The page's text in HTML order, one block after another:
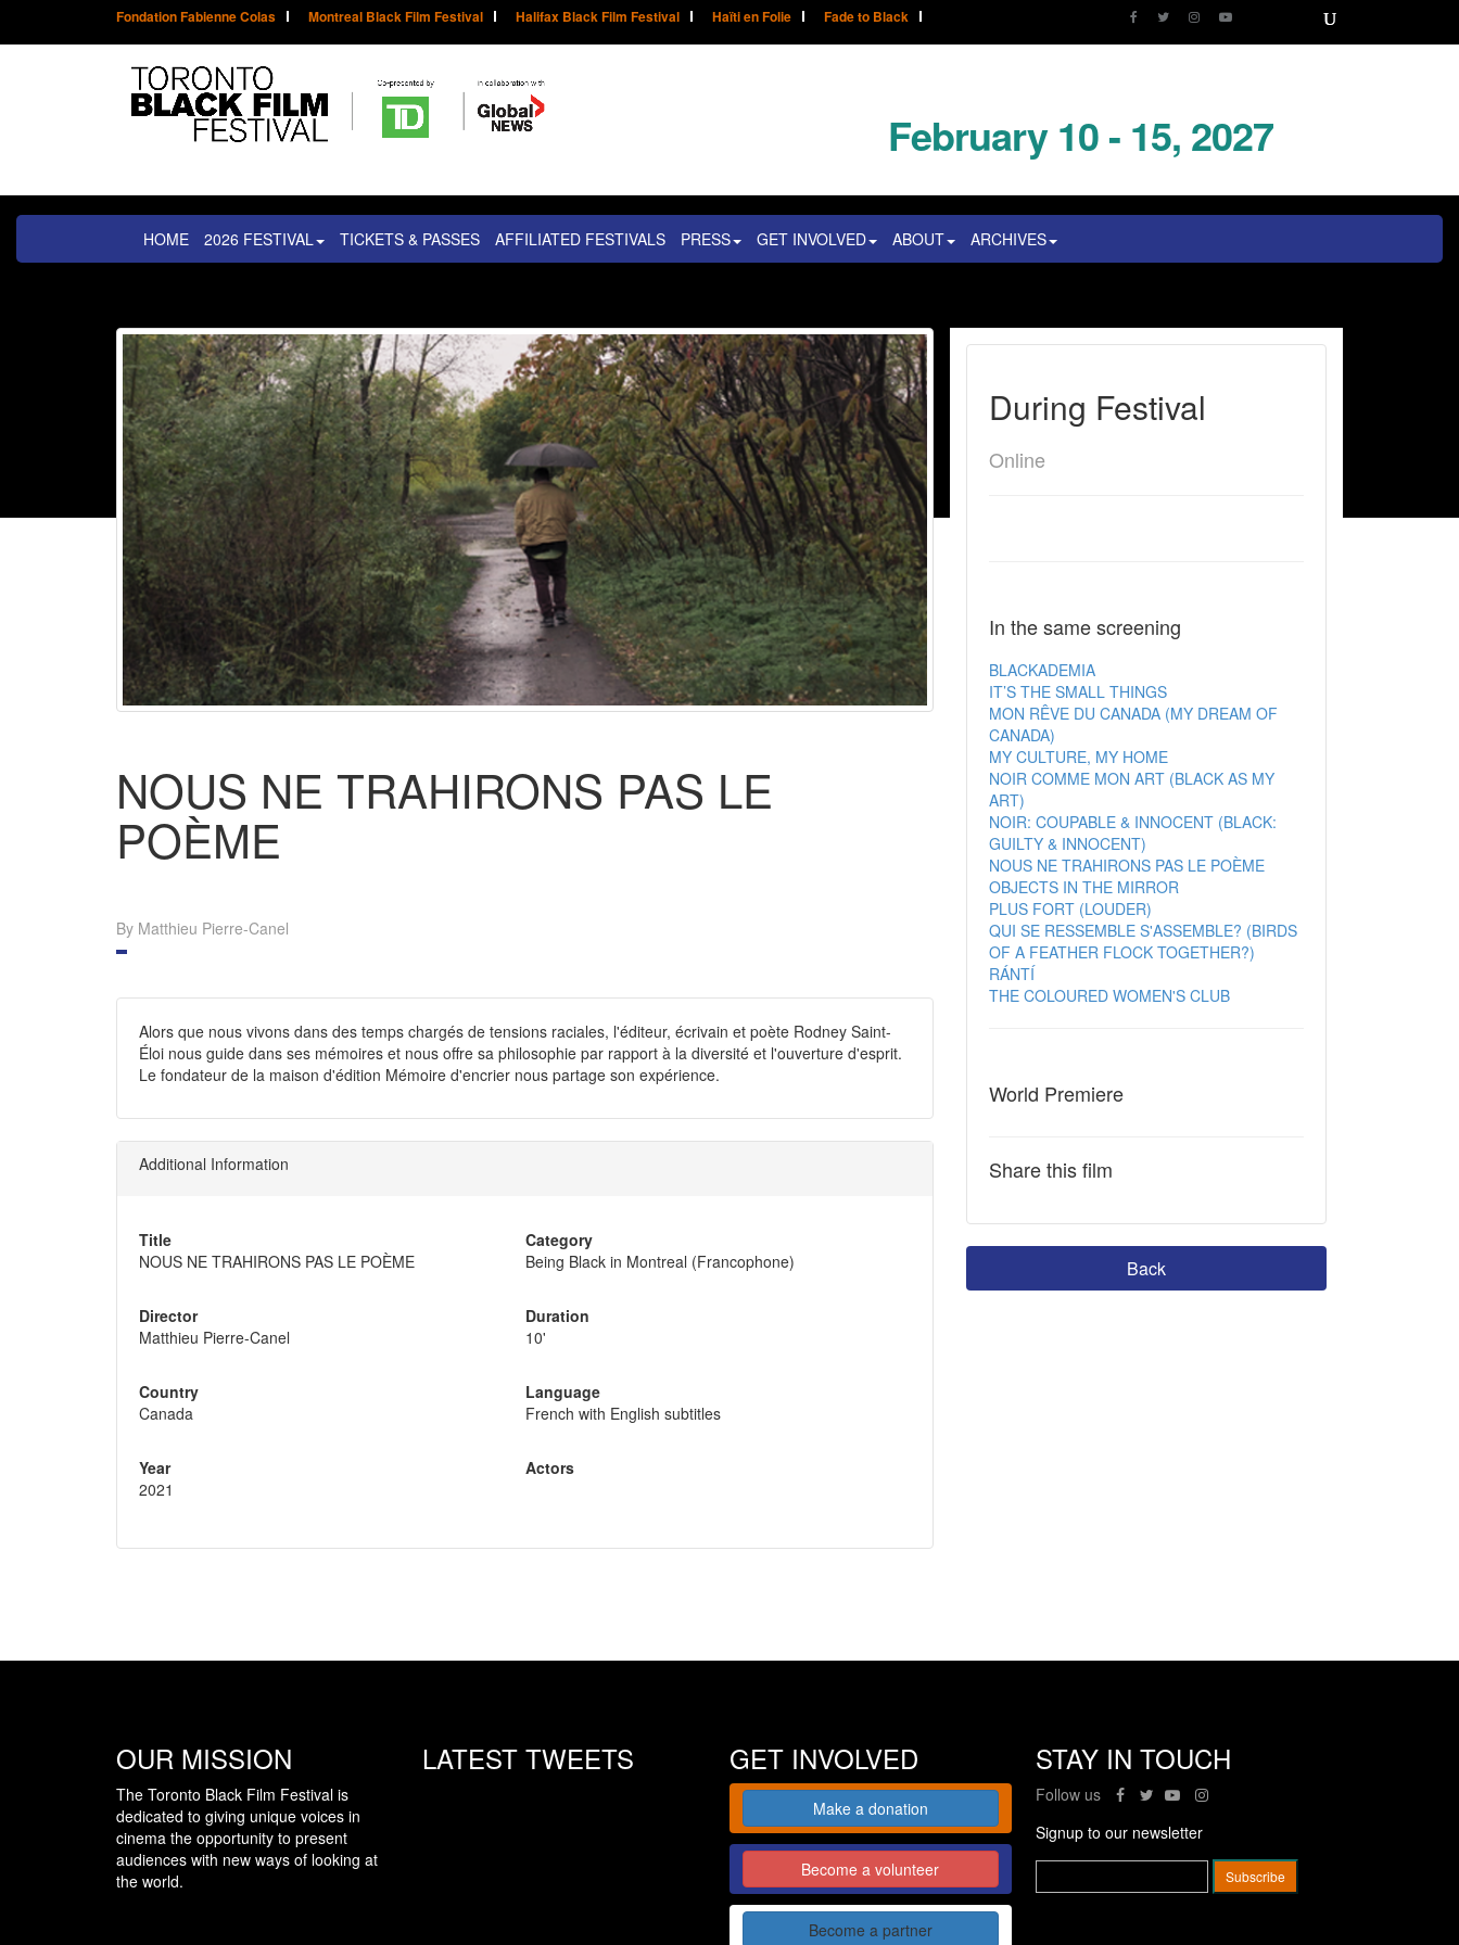
Fondation Fabienne Colas Montreal Black Film Festival Halifax Black Film Festival Haïti en Folie Fade to Black
February 10 - 15, 2027
HOME 2026 FESTIVAL TICKETS & PASSES AFFILIATED FESTIVALS PRESS GET INVOLVED ABOUT ARCHIVES
NOUS NE TRAHIRONS PAS LE
POÈME
By Matthieu Pierre-Canel
Alors que nous vivons dans des temps chargés de tensions raciales, l'éditeur, écrivain et poète Rodney Saint-
Éloi nous guide dans ses mémoires et nous offre sa philosophie par rapport à la diversité et l'ouverture d'esprit.
Le fondateur de la maison d'édition Mémoire d'encrier nous partage son expérience.
Additional Information
Title
NOUS NE TRAHIRONS PAS LE POÈME
Director
Matthieu Pierre-Canel
Country
Canada
Year
2021
Category
Being Black in Montreal (Francophone)
Duration
10'
Language
French with English subtitles
Actors
During Festival
Online
In the same screening
BLACKADEMIA
IT’S THE SMALL THINGS
MON RÊVE DU CANADA (MY DREAM OF
CANADA)
MY CULTURE, MY HOME
NOIR COMME MON ART (BLACK AS MY
ART)
NOIR: COUPABLE & INNOCENT (BLACK:
GUILTY & INNOCENT)
NOUS NE TRAHIRONS PAS LE POÈME
OBJECTS IN THE MIRROR
PLUS FORT (LOUDER)
QUI SE RESSEMBLE S'ASSEMBLE? (BIRDS
OF A FEATHER FLOCK TOGETHER?)
RÁNTÍ
THE COLOURED WOMEN'S CLUB
World Premiere
Share this film
Back
OUR MISSION
The Toronto Black Film Festival is
dedicated to giving unique voices in
cinema the opportunity to present
audiences with new ways of looking at
the world.
LATEST TWEETS GET INVOLVED
Make a donation
Become a volunteer
Become a partner
STAY IN TOUCH
Follow us
Signup to our newsletter